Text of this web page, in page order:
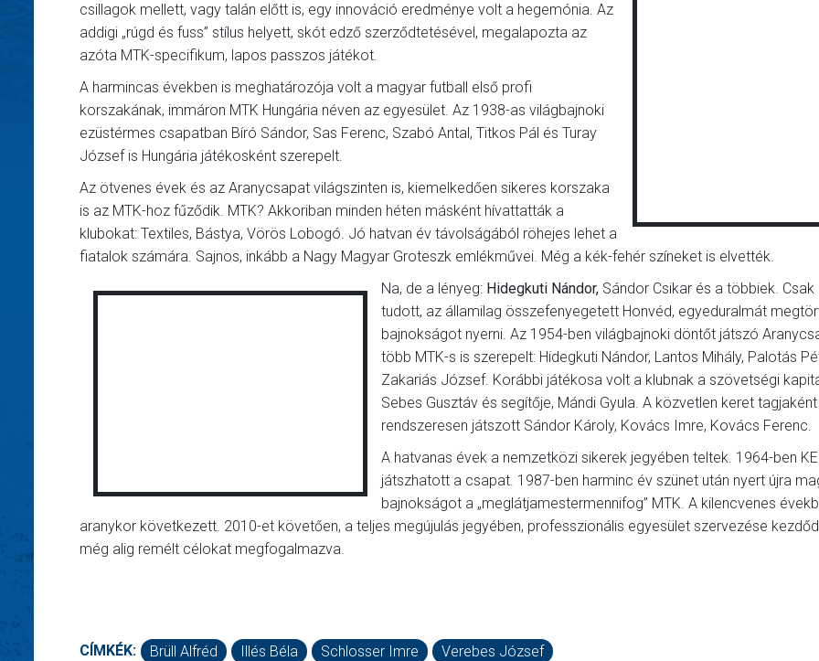
csillagok mellett, vagy talán előtt is, egy innováció eredménye volt a hegemónia. Az
addigi „rúgd és fuss” stílus helyett, skót edző szerződtetésével, megalapozta az
azóta MTK-specifikum, lapos passzos játékot.
A harmincas években is meghatározója volt a magyar futball első profi
korszakának, immáron MTK Hungária néven az egyesület. Az 1938-as világbajnoki
ezüstérmes csapatban Bíró Sándor, Sas Ferenc, Szabó Antal, Titkos Pál és Turay
József is Hungária játékosként szerepelt.
Az ötvenes évek és az Aranycsapat világszinten is, kiemelkedően sikeres korszaka
is az MTK-hoz fűződik. MTK? Akkoriban minden héten másként hívattatták a
klubokat: Textiles, Bástya, Vörös Lobogó. Jó hatvan év távolságából röhejes lehet a
fiatalok számára. Sajnos, inkább a Nagy Magyar Groteszk emlékművei. Még a kék-fehér színeket is elvették.
Na, de a lényeg: Hidegkuti Nándor, Sándor Csikar és a többiek. Csak
tudott, az államilag összefenyegetett Honvéd, egyeduralmát
bajnokságot nyerni. Az 1954-ben világbajnoki döntőt játszó
több MTK-s is szerepelt: Hidegkuti Nándor, Lantos Mihály, Palotás
Zakariás József. Korábbi játékosa volt a klubnak a szövetségi
Sebes Gusztáv és segítője, Mándi Gyula. A közvetlen keret tagjaként
rendszeresen játszott Sándor Károly, Kovács Imre, Kovács Ferenc.
A hatvanas évek a nemzetközi sikerek jegyében teltek. 1964-ben
játszhatott a csapat. 1987-ben harminc év szünet után nyert újra
bajnokságot a „meglátjamestermennifog” MTK. A kilencvenes
aranykor következett. 2010-et követően, a teljes megújulás jegyében, professzionális egyesület szervezése
még alig remélt célokat megfogalmazva.
CÍMKÉK: Brüll Alfréd Illés Béla Schlosser Imre Verebes József